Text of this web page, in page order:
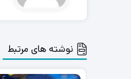
نوشته های مرتبط